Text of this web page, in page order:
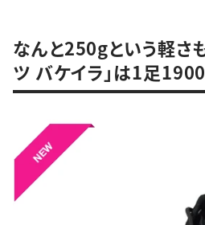
なんと250gという軽さ
ツ バケイラ」は1足